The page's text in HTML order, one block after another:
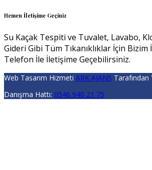
Hemen İletişime Geçiniz
Su Kaçak Tespiti ve Tuvalet, Lavabo,
Gideri Gibi Tüm Tıkanıklıklar İçin Bizim
Telefon İle İletişime Geçebilirsiniz.
Web Tasarım Hizmeti ARK AJANS Tarafından
Danışma Hattı: 0546 940 21 75